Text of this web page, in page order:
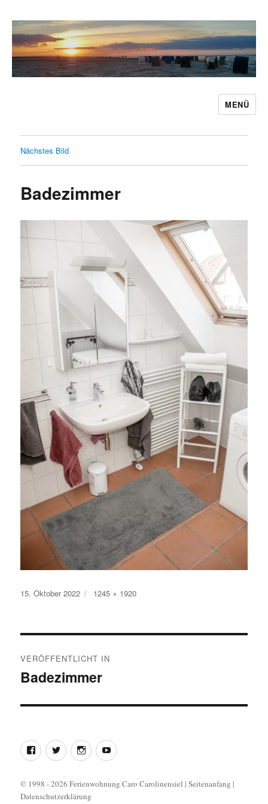
Ferienwohnung Caro Carolinensiel
MENÜ
Nächstes Bild
Badezimmer
Veröffentlicht
15. Oktober 2022 Originalgröße
1245 × 1920
VERÖFFENTLICHT IN
Badezimmer
FacebookTwitterInstagramYouTube
© 1998 - 2026 Ferienwohnung Caro Carolinensiel |Seitenanfang |
Datenschutzerklärung